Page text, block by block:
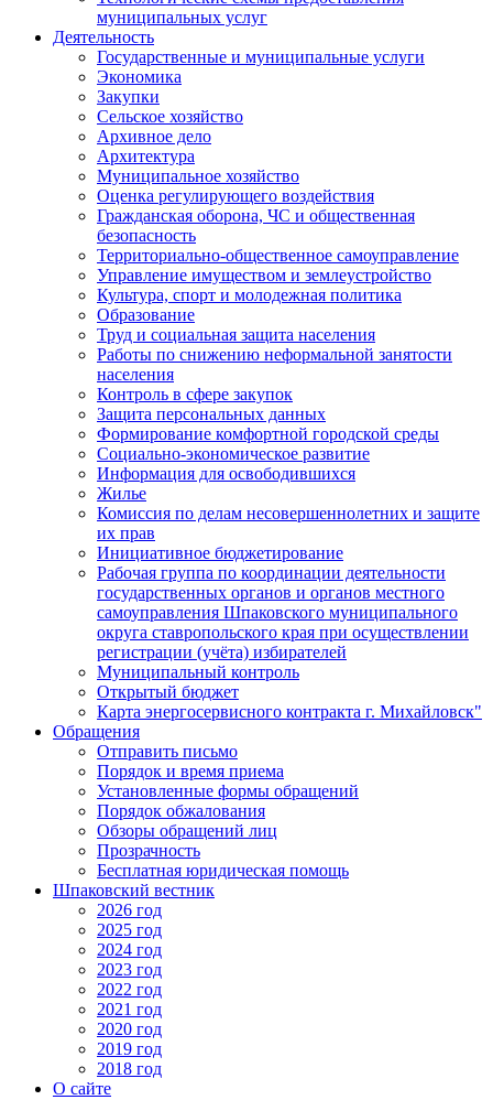
муниципальных услуг
Деятельность
Государственные и муниципальные услуги
Экономика
Закупки
Сельское хозяйство
Архивное дело
Архитектура
Муниципальное хозяйство
Оценка регулирующего воздействия
Гражданская оборона, ЧС и общественная
безопасность
Территориально-общественное самоуправление
Управление имуществом и землеустройство
Культура, спорт и молодежная политика
Образование
Труд и социальная защита населения
Работы по снижению неформальной занятости
населения
Контроль в сфере закупок
Защита персональных данных
Формирование комфортной городской среды
Социально-экономическое развитие
Информация для освободившихся
Жилье
Комиссия по делам несовершеннолетних и защите
их прав
Инициативное бюджетирование
Рабочая группа по координации деятельности
государственных органов и органов местного
самоуправления Шпаковского муниципального
округа ставропольского края при осуществлении
регистрации (учёта) избирателей
Муниципальный контроль
Открытый бюджет
Карта энергосервисного контракта г. Михайловск"
Обращения
Отправить письмо
Порядок и время приема
Установленные формы обращений
Порядок обжалования
Обзоры обращений лиц
Прозрачность
Бесплатная юридическая помощь
Шпаковский вестник
2026 год
2025 год
2024 год
2023 год
2022 год
2021 год
2020 год
2019 год
2018 год
О сайте